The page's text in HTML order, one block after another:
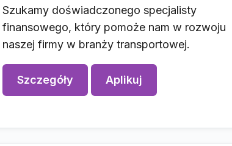
Szukamy doświadczonego specjalisty
finansowego, który pomoże nam w rozwoju
naszej firmy w branży transportowej.
Szczegóły Aplikuj